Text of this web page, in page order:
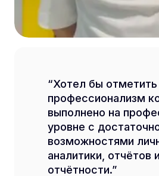
Хотел бы отметить
профессионализм
выполнено на
уровне с
возможностями
аналитики, отчётов
отчётности.